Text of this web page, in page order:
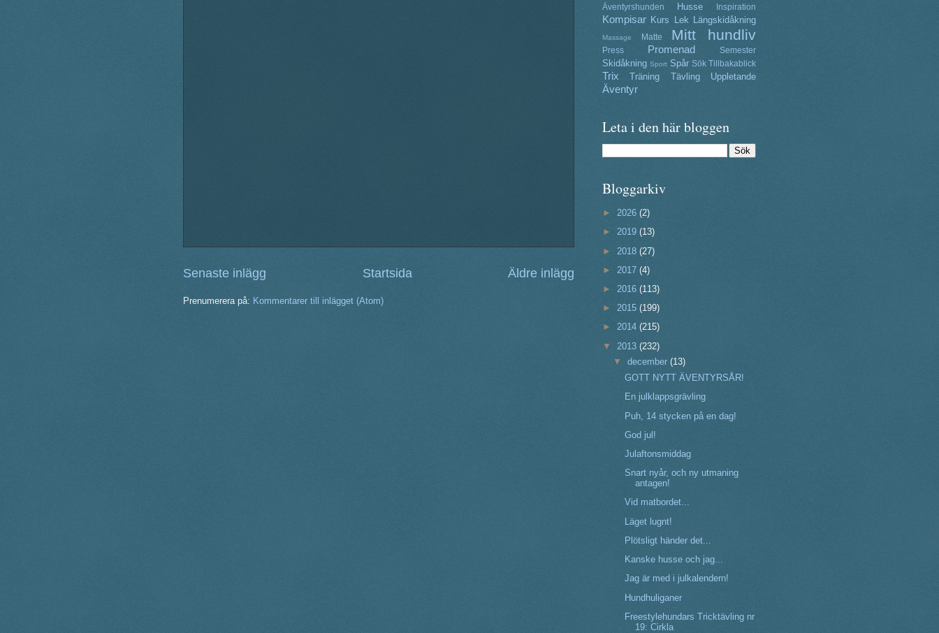
Senaste inlägg Äldre inlägg
Startsida
Prenumerera på: Kommentarer till inlägget (Atom)
Äventyrshunden
Husse Inspiration
Kompisar Kurs Lek Längskidåkning
Massage Matte Mitt hundliv
Press Promenad Semester
Skidåkning Sport Spår Sök Tillbakablick
Trix Träning Tävling Uppletande
Äventyr
Leta i den här bloggen
Bloggarkiv
► 2026 (2)
► 2019 (13)
► 2018 (27)
► 2017 (4)
► 2016 (113)
► 2015 (199)
► 2014 (215)
▼ 2013 (232)
▼december(13)
GOTT NYTT ÄVENTYRSÅR!
En julklappsgrävling
Puh, 14 stycken på en dag!
God jul!
Julaftonsmiddag
Snart nyår, och ny utmaning
antagen!
Vid matbordet...
Läget lugnt!
Plötsligt händer det...
Kanske husse och jag...
Jag är med i julkalendern!
Hundhuliganer
Freestylehundars Tricktävling nr
19: Cirkla